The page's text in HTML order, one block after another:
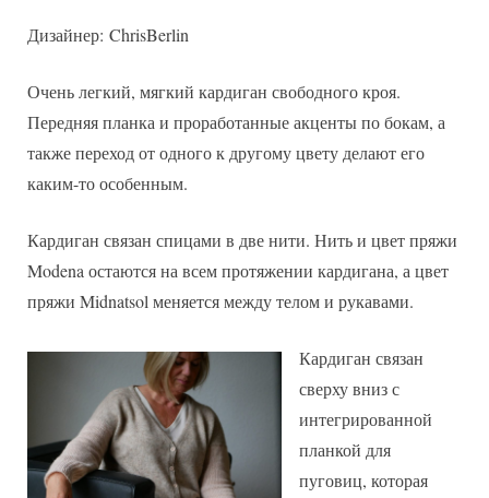
Дизайнер: ChrisBerlin
Очень легкий, мягкий кардиган свободного кроя.
Передняя планка и проработанные акценты по бокам, а
также переход от одного к другому цвету делают его
каким-то особенным.
Кардиган связан спицами в две нити. Нить и цвет пряжи
Modena остаются на всем протяжении кардигана, а цвет
пряжи Midnatsol меняется между телом и рукавами.
Кардиган связан
сверху вниз с
интегрированной
планкой для
пуговиц, которая